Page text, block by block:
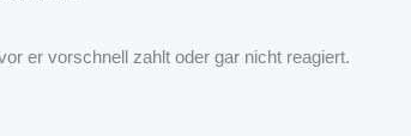
er vorschnell zahlt oder gar nicht reagiert.